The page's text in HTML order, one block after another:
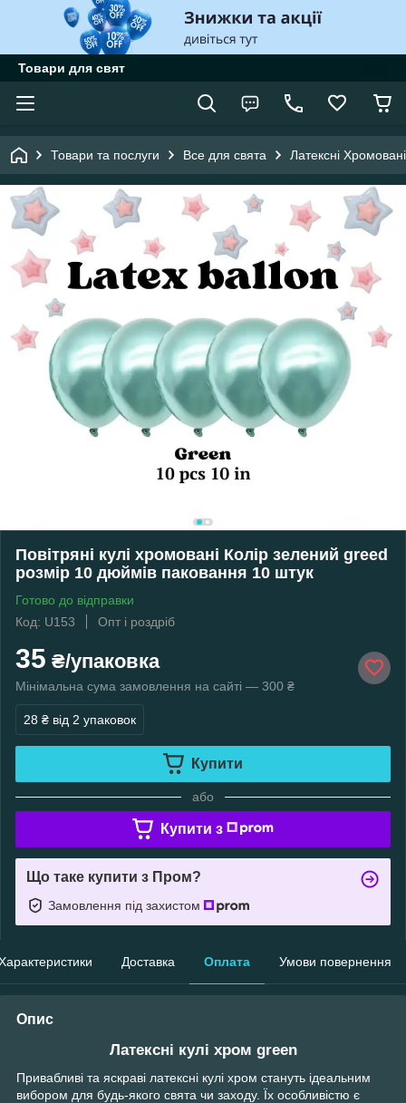
Товари для свят
Товари та послуги Все для свята Латексні Хромовані
Повітряні кулі хромовані Колір зелений greed
розмір 10 дюймів паковання 10 штук
Готово до відправки
Код: U153
Опт і роздріб
35 ₴/упаковка
Мінімальна сума замовлення на сайті — 300 ₴
28 ₴ від 2 упаковок
Купити
або
Купити з
Що таке купити з Пром?
Замовлення під захистом
Доставка Оплата Умови повернення
Опис
Латексні кулі хром green
Привабливі та яскраві латексні кулі хром стануть ідеальним
вибором для будь-якого свята чи заходу. Їх особливістю є